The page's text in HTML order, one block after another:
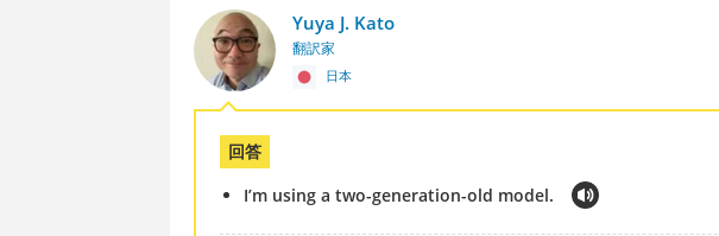
Yuya J. Kato
翻訳家
日本
回答
I’m using a two-generation-old model.